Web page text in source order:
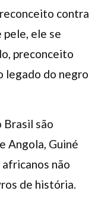
contra
pele, ele se
preconceito
legado do negro
Brasil são
Angola, Guiné
não
de história.